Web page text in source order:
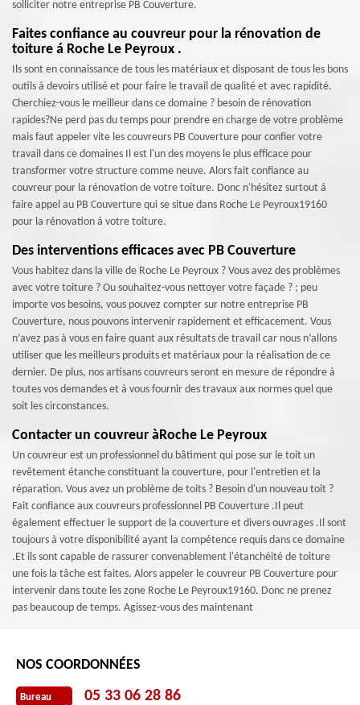
solliciter notre entreprise PB Couverture.
Faites confiance au couvreur pour la rénovation de
toiture á Roche Le Peyroux .
Ils sont en connaissance de tous les matériaux et disposant de tous les bons
outils á devoirs utilisé et pour faire le travail de qualité et avec rapidité.
Cherchiez-vous le meilleur dans ce domaine ? besoin de rénovation
rapides?Ne perd pas du temps pour prendre en charge de votre problème
mais faut appeler vite les couvreurs PB Couverture pour confier votre
travail dans ce domaines Il est l'un des moyens le plus efficace pour
transformer votre structure comme neuve. Alors fait confiance au
couvreur pour la rénovation de votre toiture. Donc n'hésitez surtout á
faire appel au PB Couverture qui se situe dans Roche Le Peyroux19160
pour la rénovation á votre toiture.
Des interventions efficaces avec PB Couverture
Vous habitez dans la ville de Roche Le Peyroux ? Vous avez des problèmes
avec votre toiture ? Ou souhaitez-vous nettoyer votre façade ? ; peu
importe vos besoins, vous pouvez compter sur notre entreprise PB
Couverture, nous pouvons intervenir rapidement et efficacement. Vous
n’avez pas à vous en faire quant aux résultats de travail car nous n’allons
utiliser que les meilleurs produits et matériaux pour la réalisation de ce
dernier. De plus, nos artisans couvreurs seront en mesure de répondre à
toutes vos demandes et à vous fournir des travaux aux normes quel que
soit les circonstances.
Contacter un couvreur àRoche Le Peyroux
Un couvreur est un professionnel du bâtiment qui pose sur le toit un
revêtement étanche constituant la couverture, pour l'entretien et la
réparation. Vous avez un problème de toits ? Besoin d'un nouveau toit ?
Fait confiance aux couvreurs professionnel PB Couverture .Il peut
également effectuer le support de la couverture et divers ouvrages .Il sont
toujours à votre disponibilité ayant la compétence requis dans ce domaine
.Et ils sont capable de rassurer convenablement l'étanchéité de toiture
une fois la tâche est faites. Alors appeler le couvreur PB Couverture pour
intervenir dans toute les zone Roche Le Peyroux19160. Donc ne prenez
pas beaucoup de temps. Agissez-vous des maintenant
NOS COORDONNÉES
Bureau 05 33 06 28 86